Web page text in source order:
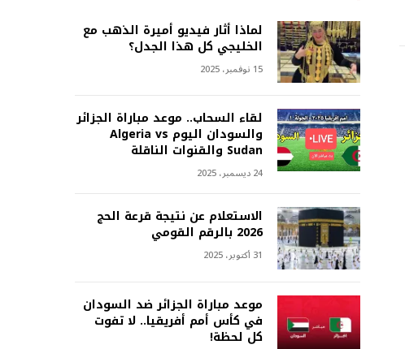
لماذا أثار فيديو أميرة الذهب مع
الخليجي كل هذا الجدل؟
15 نوفمبر، 2025
لقاء السحاب.. موعد مباراة الجزائر
والسودان اليوم Algeria vs
Sudan والقنوات الناقلة
24 ديسمبر، 2025
الاستعلام عن نتيجة قرعة الحج
2026 بالرقم القومي
31 أكتوبر، 2025
موعد مباراة الجزائر ضد السودان
في كأس أمم أفريقيا.. لا تفوت
كل لحظة!